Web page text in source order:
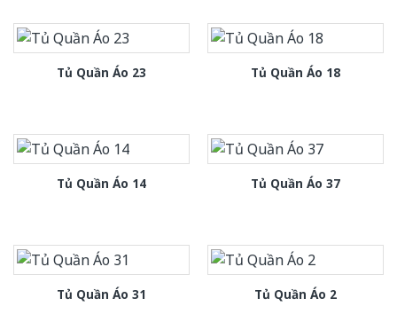
Tủ Quần Áo 23 Tủ Quần Áo 18
Tủ Quần Áo 14 Tủ Quần Áo 37
Tủ Quần Áo 31 Tủ Quần Áo 2